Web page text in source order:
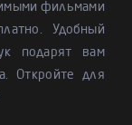
фильмами
Удобный
подарят вам
Откройте для